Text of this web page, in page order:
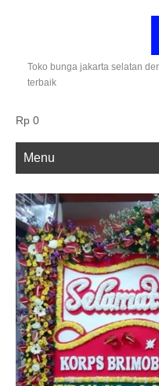
Toko bunga jakarta selatan
terbaik
Rp 0
Menu